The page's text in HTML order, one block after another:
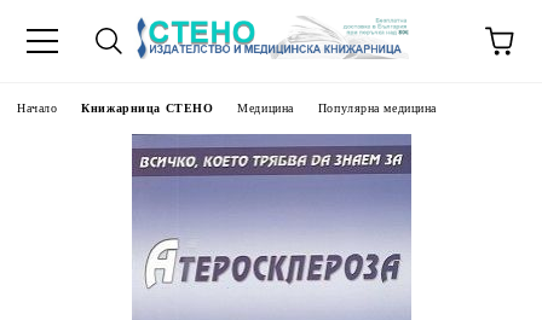
Начало Книжарница СТЕНО Медицина Популярна медицина